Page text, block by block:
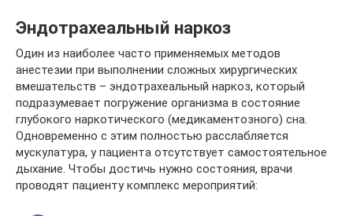
Эндотрахеальный наркоз
Один из наиболее часто применяемых методов
анестезии при выполнении сложных хирургических
вмешательств – эндотрахеальный наркоз, который
подразумевает погружение организма в состояние
глубокого наркотического (медикаментозного) сна.
Одновременно с этим полностью расслабляется
мускулатура, у пациента отсутствует самостоятельное
дыхание. Чтобы достичь нужно состояния, врачи
проводят пациенту комплекс мероприятий: